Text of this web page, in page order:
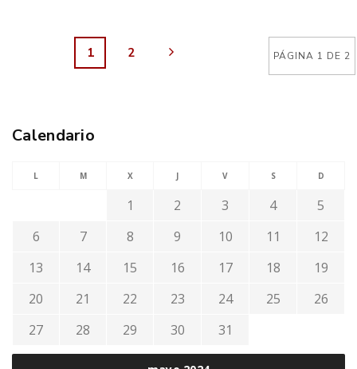
PÁGINA 1 DE 2
1 2
Calendario
L M X J V S D
1 2 3 4
5
6
7 8 9 10 11
12
13
14 15 16 17 18
19
20
21 22 23 24 25
26
27
28 29 30 31